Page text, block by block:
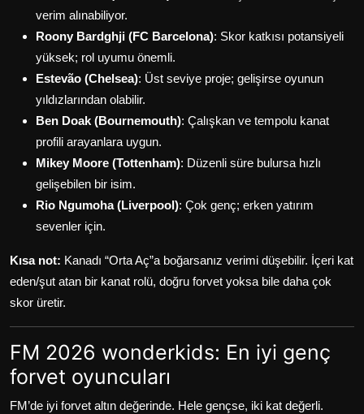
verim alınabiliyor.
Roony Bardghji (FC Barcelona): Skor katkısı potansiyeli
yüksek; rol uyumu önemli.
Estevão (Chelsea): Üst seviye proje; gelişirse oyunun
yıldızlarından olabilir.
Ben Doak (Bournemouth): Çalışkan ve tempolu kanat
profili arayanlara uygun.
Mikey Moore (Tottenham): Düzenli süre bulursa hızlı
gelişebilen bir isim.
Rio Ngumoha (Liverpool): Çok genç; erken yatırım
sevenler için.
Kısa not: Kanadı “Orta Aç”a boğarsanız verimi düşebilir. İçeri kat
eden/şut atan bir kanat rolü, doğru forvet yoksa bile daha çok
skor üretir.
FM 2026 wonderkids: En iyi genç
forvet oyuncuları
FM’de iyi forvet altın değerinde. Hele gençse, iki kat değerli.